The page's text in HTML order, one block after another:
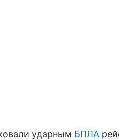
ударным БПЛА